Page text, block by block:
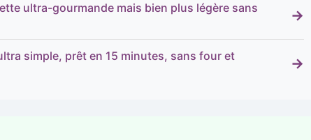
ultra-gourmande mais bien plus légère sans
→
simple, prêt en 15 minutes, sans four et
→